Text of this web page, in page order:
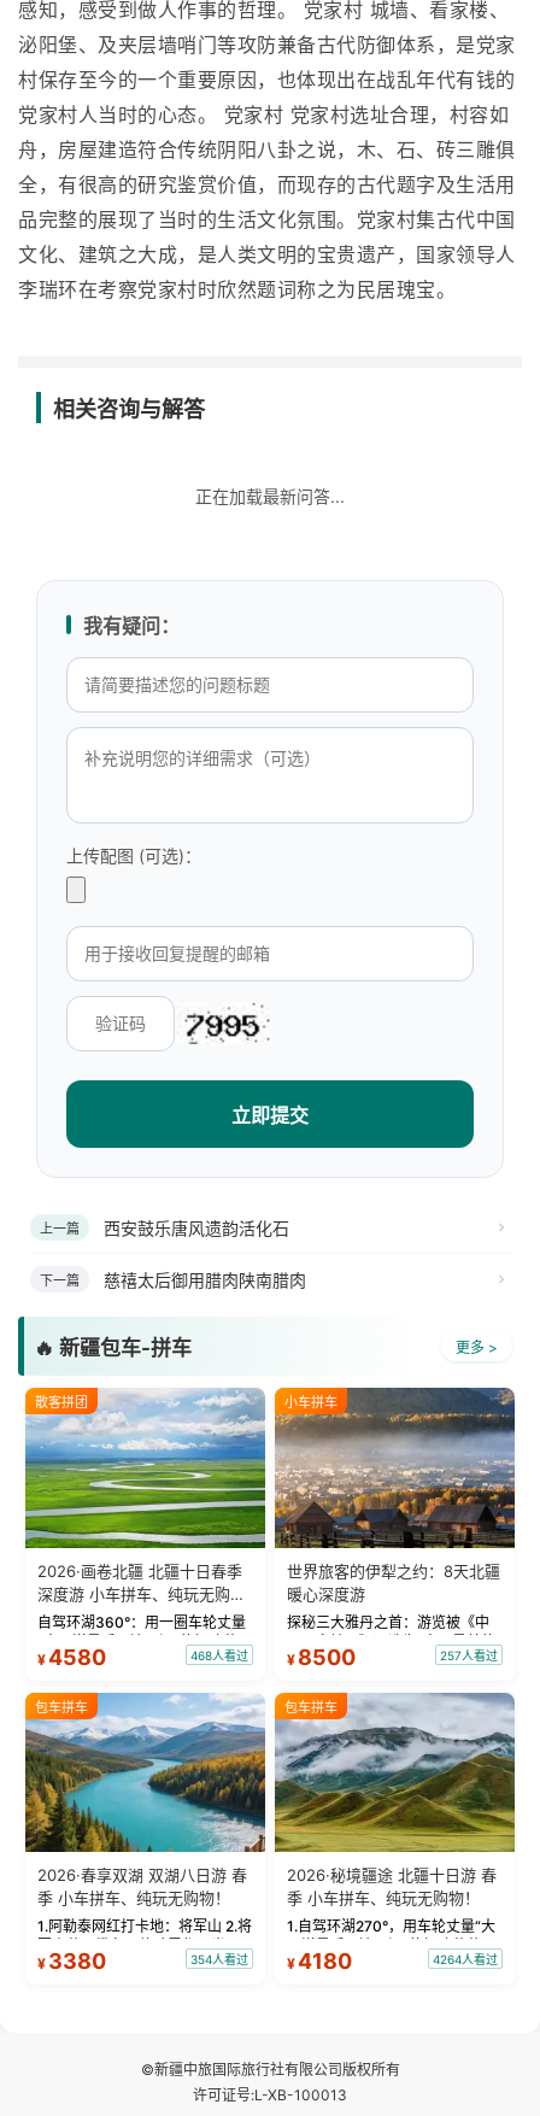
感知，感受到做人作事的哲理。 党家村 城墙、看家楼、
泌阳堡、及夹层墙哨门等攻防兼备古代防御体系，是党家
村保存至今的一个重要原因，也体现出在战乱年代有钱的
党家村人当时的心态。 党家村 党家村选址合理，村容如
舟，房屋建造符合传统阴阳八卦之说，木、石、砖三雕俱
全，有很高的研究鉴赏价值，而现存的古代题字及生活用
品完整的展现了当时的生活文化氛围。党家村集古代中国
文化、建筑之大成，是人类文明的宝贵遗产，国家领导人
李瑞环在考察党家村时欣然题词称之为民居瑰宝。
相关咨询与解答
正在加载最新问答...
我有疑问：
上传配图 (可选)：
立即提交
上一篇 西安鼓乐唐风遗韵活化石
下一篇 慈禧太后御用腊肉陕南腊肉
🔥 新疆包车-拼车 更多 >
散客拼团
2026·画卷北疆 北疆十日春季
深度游 小车拼车、纯玩无购
物！
自驾环湖360°：用一圈车轮丈量
“大西洋最后一滴眼泪”的极致蔚
蓝。 赛湖旅拍：甄选多款风格服
绝美瞬间。 赛湖坦克300跟车视
频：专业摄影师...
¥4580 468人看过
小车拼车
世界旅客的伊犁之约：8天北疆
暖心深度游
探秘三大雅丹之首：游览被《中
国国家地理》评选为“中国最美的
三大雅丹”第一名的克拉玛依魔鬼
瓦人最大村落——禾木村，欣赏
晨雾与小木...
¥ 8500 257人看过
包车拼车
2026·春享双湖 双湖八日游 春
季 小车拼车、纯玩无购物！
1.阿勒泰网红打卡地：将军山 2.将
军山落日缆车，体验雪都风光 3.
将军山，夕阳派对，蹦迪party 4.
¥ 3380 354人看过
包车拼车
2026·秘境疆途 北疆十日游 春
季 小车拼车、纯玩无购物！
1.自驾环湖270°，用车轮丈量“大
西洋最后一滴眼泪”的极致蔚蓝，
让雪山、花海与深邃湖水在转弯
¥4180 4264人看过
©新疆中旅国际旅行社有限公司版权所有
许可证号:L-XB-100013